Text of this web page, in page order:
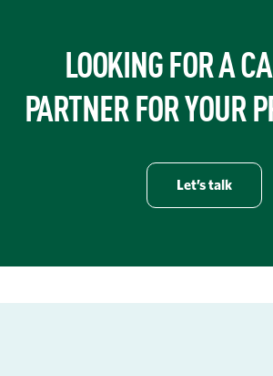
LOOKING FOR A
PARTNER FOR YOUR
Let’s talk